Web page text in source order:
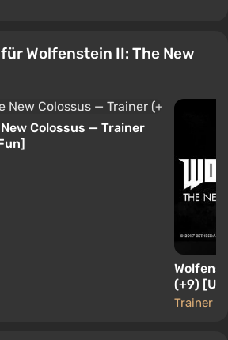
Wolfenstein II: The New
Colossus — Trainer
(+9)
Trainer